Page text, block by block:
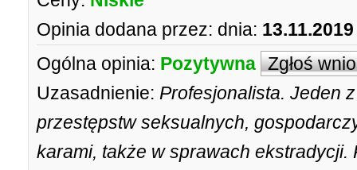
Opinia dodana przez: dnia:
Ogólna opinia: Pozytywna Zgłoś
Uzasadnienie: Profesjonalista. Jeden
przestępstw seksualnych,
karami, także w sprawach